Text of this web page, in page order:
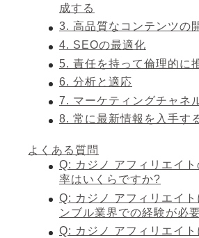
成する
3. 高品質なコンテンツの
4. SEOの最適化
5. 責任を持って倫理的に
6. 分析と適応
7. マーケティングチャネ
8. 常に最新情報を入手す
よくある質問
Q: カジノ アフィリエイ
率はいくらですか?
Q: カジノ アフィリエイ
ンブル業界での経験が必
Q: カジノ アフィリエイ